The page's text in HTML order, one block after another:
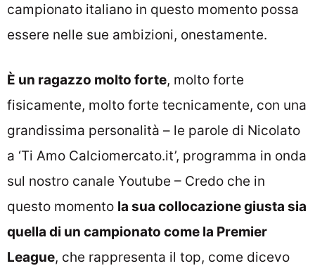
campionato italiano in questo momento possa
essere nelle sue ambizioni, onestamente.
È un ragazzo molto forte, molto forte
fisicamente, molto forte tecnicamente, con una
grandissima personalità – le parole di Nicolato
a ‘Ti Amo Calciomercato.it’, programma in onda
sul nostro canale Youtube – Credo che in
questo momento la sua collocazione giusta sia
quella di un campionato come la Premier
League, che rappresenta il top, come dicevo